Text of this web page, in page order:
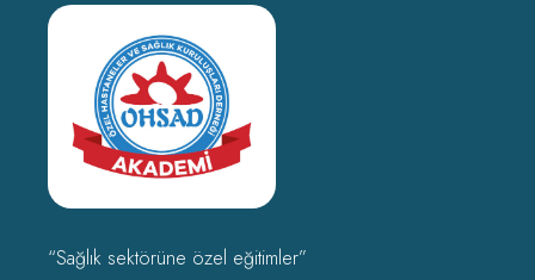
“Sağlık sektörüne özel eğitimler”